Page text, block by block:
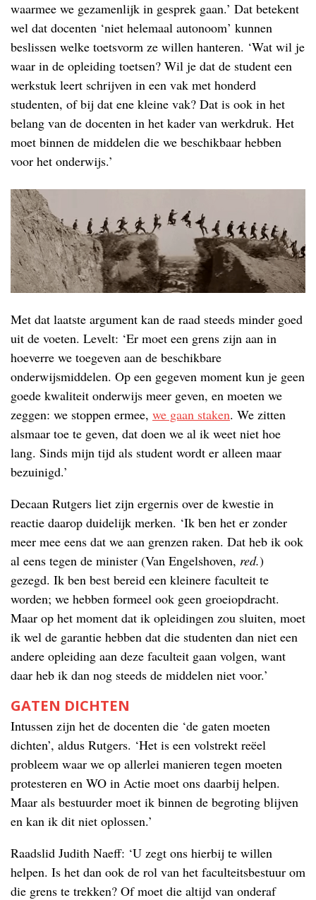
waarmee we gezamenlijk in gesprek gaan.’ Dat betekent
wel dat docenten ‘niet helemaal autonoom’ kunnen
beslissen welke toetsvorm ze willen hanteren. ‘Wat wil je
waar in de opleiding toetsen? Wil je dat de student een
werkstuk leert schrijven in een vak met honderd
studenten, of bij dat ene kleine vak? Dat is ook in het
belang van de docenten in het kader van werkdruk. Het
moet binnen de middelen die we beschikbaar hebben
voor het onderwijs.’
Met dat laatste argument kan de raad steeds minder goed
uit de voeten. Levelt: ‘Er moet een grens zijn aan in
hoeverre we toegeven aan de beschikbare
onderwijsmiddelen. Op een gegeven moment kun je geen
goede kwaliteit onderwijs meer geven, en moeten we
zeggen: we stoppen ermee, we gaan staken. We zitten
alsmaar toe te geven, dat doen we al ik weet niet hoe
lang. Sinds mijn tijd als student wordt er alleen maar
bezuinigd.’
Decaan Rutgers liet zijn ergernis over de kwestie in
reactie daarop duidelijk merken. ‘Ik ben het er zonder
meer mee eens dat we aan grenzen raken. Dat heb ik ook
al eens tegen de minister (Van Engelshoven, red.)
gezegd. Ik ben best bereid een kleinere faculteit te
worden; we hebben formeel ook geen groeiopdracht.
Maar op het moment dat ik opleidingen zou sluiten, moet
ik wel de garantie hebben dat die studenten dan niet een
andere opleiding aan deze faculteit gaan volgen, want
daar heb ik dan nog steeds de middelen niet voor.’
GATEN DICHTEN
Intussen zijn het de docenten die ‘de gaten moeten
dichten’, aldus Rutgers. ‘Het is een volstrekt reëel
probleem waar we op allerlei manieren tegen moeten
protesteren en WO in Actie moet ons daarbij helpen.
Maar als bestuurder moet ik binnen de begroting blijven
en kan ik dit niet oplossen.’
Raadslid Judith Naeff: ‘U zegt ons hierbij te willen
helpen. Is het dan ook de rol van het faculteitsbestuur om
die grens te trekken? Of moet die altijd van onderaf